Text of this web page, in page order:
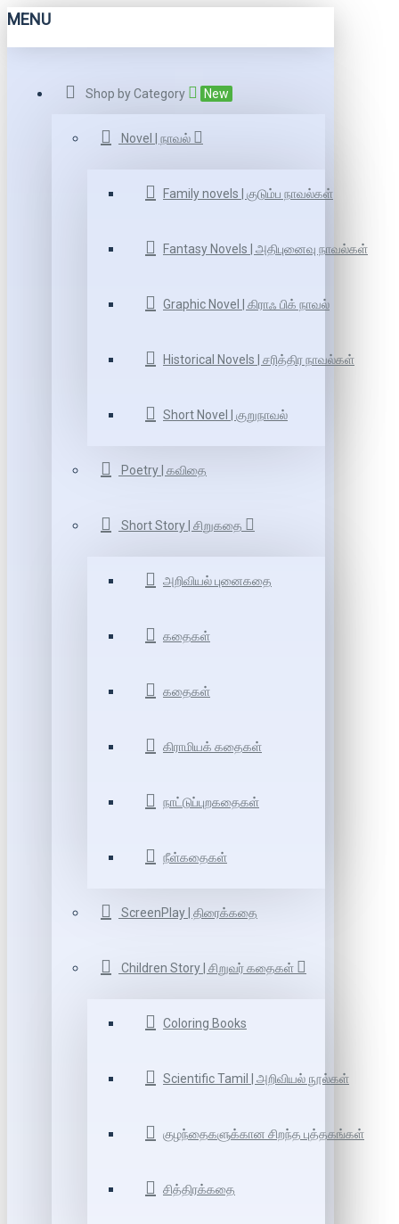
MENU
Shop by Category New
Novel | நாவல்
Family novels | குடும்ப நாவல்கள்
Fantasy Novels | அதிபுனைவு நாவல்கள்
Graphic Novel | கிராஃ பிக் நாவல்
Historical Novels | சரித்திர நாவல்கள்
Short Novel | குறுநாவல்
Poetry | கவிதை
Short Story | சிறுகதை
அறிவியல் புனைகதை
கதைகள்
கதைகள்
கிராமியக் கதைகள்
நாட்டுப்புறகதைகள்
நீள்கதைகள்
ScreenPlay | திரைக்கதை
Children Story | சிறுவர் கதைகள்
Coloring Books
Scientific Tamil | அறிவியல் நூல்கள்
குழந்தைகளுக்கான சிறந்த புத்தகங்கள்
சித்திரக்கதை